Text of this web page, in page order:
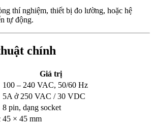
thí nghiệm, thiết bị đo lường, hoặc hệ
tự động.
chính
Giá trị
100 – 240 VAC, 50/60 Hz
5A ở 250 VAC / 30 VDC
8 pin, dạng socket
45 × 45 mm